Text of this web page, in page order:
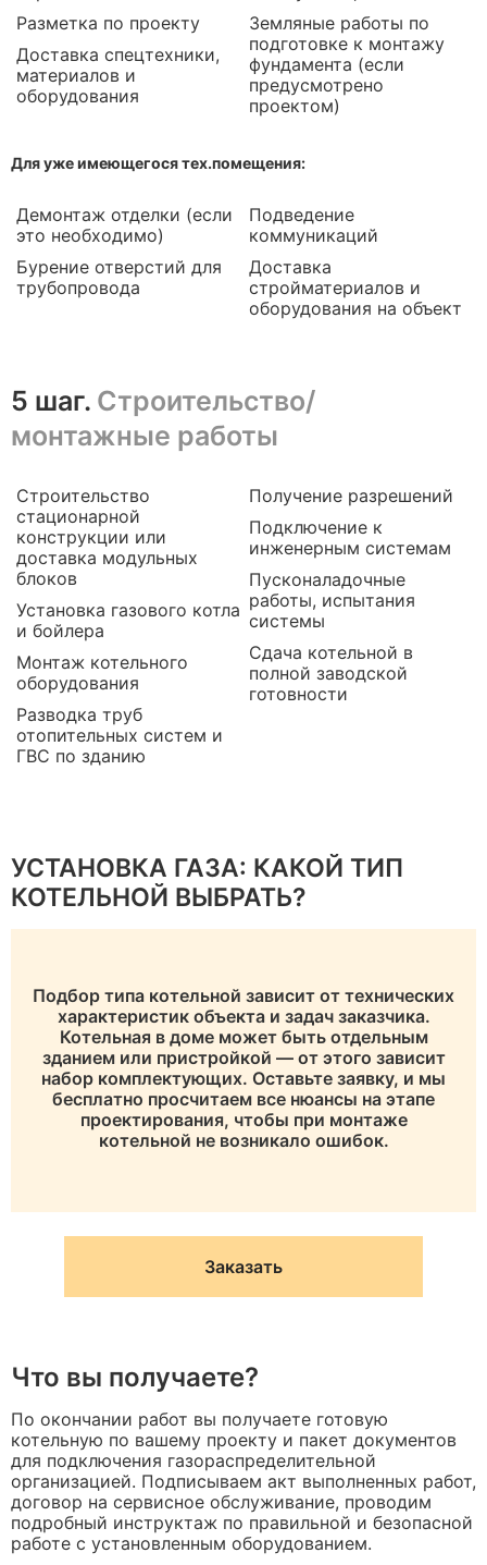
Разметка по проекту
Доставка спецтехники,
материалов и
оборудования
Земляные работы по
подготовке к монтажу
фундамента (если
предусмотрено
проектом)
Для уже имеющегося тех.помещения:
Демонтаж отделки (если
это необходимо)
Бурение отверстий для
трубопровода
Подведение
коммуникаций
Доставка
стройматериалов и
оборудования на объект
5 шаг. Строительство/
монтажные работы
Строительство
стационарной
конструкции или
доставка модульных
блоков
Установка газового котла
и бойлера
Монтаж котельного
оборудования
Разводка труб
отопительных систем и
ГВС по зданию
Получение разрешений
Подключение к
инженерным системам
Пусконаладочные
работы, испытания
системы
Сдача котельной в
полной заводской
готовности
УСТАНОВКА ГАЗА: КАКОЙ ТИП
КОТЕЛЬНОЙ ВЫБРАТЬ?
Подбор типа котельной зависит от технических
характеристик объекта и задач заказчика.
Котельная в доме может быть отдельным
зданием или пристройкой — от этого зависит
набор комплектующих. Оставьте заявку, и мы
бесплатно просчитаем все нюансы на этапе
проектирования, чтобы при монтаже
котельной не возникало ошибок.
Заказать
Что вы получаете?
По окончании работ вы получаете готовую
котельную по вашему проекту и пакет документов
для подключения газораспределительной
организацией. Подписываем акт выполненных работ,
договор на сервисное обслуживание, проводим
подробный инструктаж по правильной и безопасной
работе с установленным оборудованием.